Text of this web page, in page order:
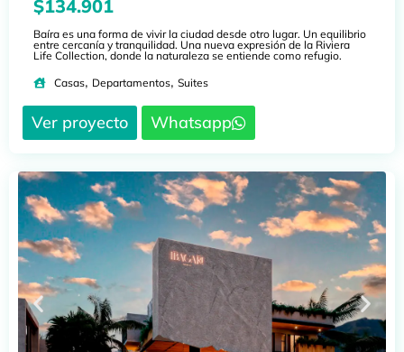
$134.901
Baíra es una forma de vivir la ciudad desde otro lugar. Un equilibrio
entre cercanía y tranquilidad. Una nueva expresión de la Riviera
Life Collection, donde la naturaleza se entiende como refugio.
Casas, Departamentos, Suites
Ver proyecto Whatsapp